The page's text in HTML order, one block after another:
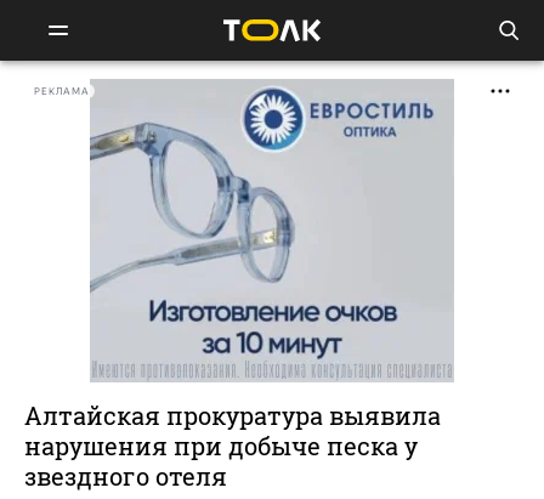
РЕКЛАМА
Алтайская прокуратура выявила
нарушения при добыче песка у
звездного отеля